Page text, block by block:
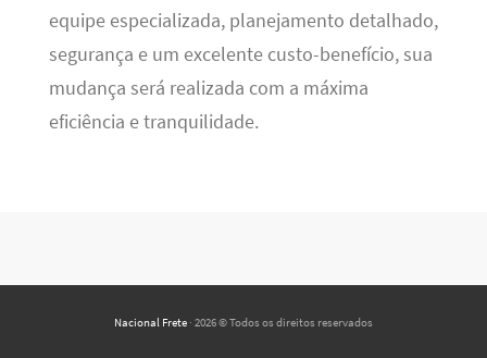
equipe especializada, planejamento detalhado,
segurança e um excelente custo-benefício, sua
mudança será realizada com a máxima
eficiência e tranquilidade.
Nacional Frete · 2026 © Todos os direitos reservados